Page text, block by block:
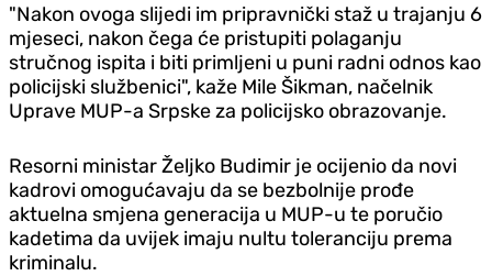
"Nakon ovoga slijedi im pripravnički staž u trajanju 6
mjeseci, nakon čega će pristupiti polaganju
stručnog ispita i biti primljeni u puni radni odnos kao
policijski službenici", kaže Mile Šikman, načelnik
Uprave MUP-a Srpske za policijsko obrazovanje.
Resorni ministar Željko Budimir je ocijenio da novi
kadrovi omogućavaju da se bezbolnije prođe
aktuelna smjena generacija u MUP-u te poručio
kadetima da uvijek imaju nultu toleranciju prema
kriminalu.